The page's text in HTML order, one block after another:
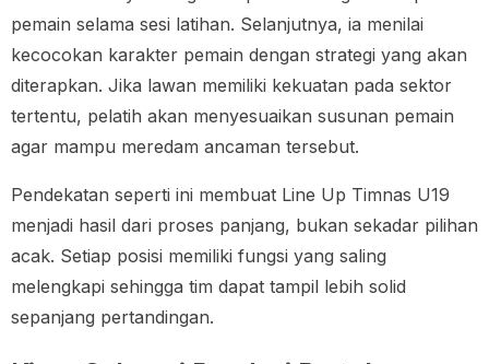
pemain selama sesi latihan. Selanjutnya, ia menilai
kecocokan karakter pemain dengan strategi yang akan
diterapkan. Jika lawan memiliki kekuatan pada sektor
tertentu, pelatih akan menyesuaikan susunan pemain
agar mampu meredam ancaman tersebut.
Pendekatan seperti ini membuat Line Up Timnas U19
menjadi hasil dari proses panjang, bukan sekadar pilihan
acak. Setiap posisi memiliki fungsi yang saling
melengkapi sehingga tim dapat tampil lebih solid
sepanjang pertandingan.